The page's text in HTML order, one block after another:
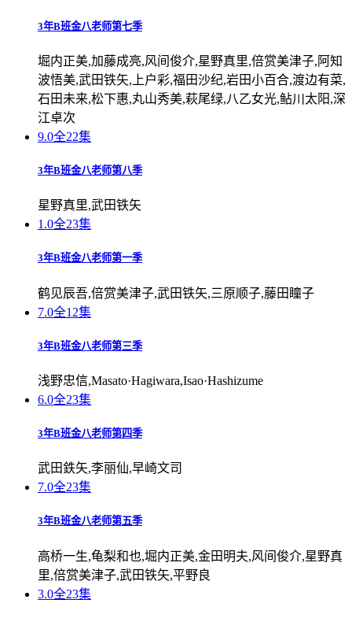
3年B班金八老师第七季
堀内正美,加藤成亮,风间俊介,星野真里,倍赏美津子,阿知
波悟美,武田铁矢,上户彩,福田沙纪,岩田小百合,渡边有菜,
石田未来,松下惠,丸山秀美,萩尾绿,八乙女光,鲇川太阳,深
江卓次
9.0全22集
3年B班金八老师第八季
星野真里,武田铁矢
1.0全23集
3年B班金八老师第一季
鹤见辰吾,倍赏美津子,武田铁矢,三原顺子,藤田瞳子
7.0全12集
3年B班金八老师第三季
浅野忠信,Masato·Hagiwara,Isao·Hashizume
6.0全23集
3年B班金八老师第四季
武田鉄矢,李丽仙,早崎文司
7.0全23集
3年B班金八老师第五季
高桥一生,龟梨和也,堀内正美,金田明夫,风间俊介,星野真
里,倍赏美津子,武田铁矢,平野良
3.0全23集